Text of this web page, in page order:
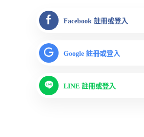
Facebook 註冊或登入
Google 註冊或登入
LINE 註冊或登入